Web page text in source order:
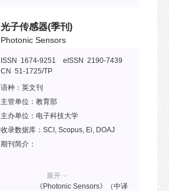
交通相交，与时代学者相通。
HTRD旨在发表公路和交通领
公路和交通领域学者提供交流
平台，以促进各相关专业的学
工程(道路、桥梁、隧道)、交通
工程、智能交通、汽车工程、
物流工程、环境工程、运输经
济、筑路机械等学科的科技论
文。 收录情况：公路运输领域
《乌利希科学文摘》
(Ulrichs)，英国《科学文摘》
光子传感器(季刊)
Photonic Sensors
ISSN 1674-9251 eISSN 2190-7439
CN 51-1725/TP
语种： 英文刊
主管单位： 教育部
主办单位： 电子科技大学
收录数据库： SCI, Scopus, Ei, DOAJ
期刊简介：
展开
《Photonic Sensors》（中译